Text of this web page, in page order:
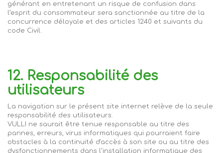
générant en entretenant un risque de confusion dans
l’esprit du consommateur sera sanctionnée au titre de la
concurrence déloyale et des articles 1240 et suivants du
code Civil.
12. Responsabilité des
utilisateurs
La navigation sur le présent site internet relève de la seule
responsabilité des utilisateurs.
VULLI ne saurait être tenue responsable au titre des
pannes, erreurs, virus informatiques qui pourraient faire
obstacles à la continuité d'accès à son site ou au titre des
dysfonctionnements dans l'installation informatique des